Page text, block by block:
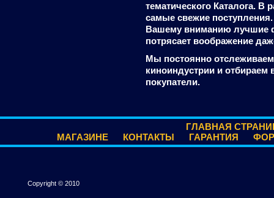
тематического Каталога. В
самые свежие поступления.
Вашему вниманию лучшие
потрясает воображение
Мы постоянно
киноиндустрии и
покупатели.
ГЛАВНАЯ
МАГАЗИНЕ
КОНТАКТЫ ГАРАНТИЯ
Copyright © 2010